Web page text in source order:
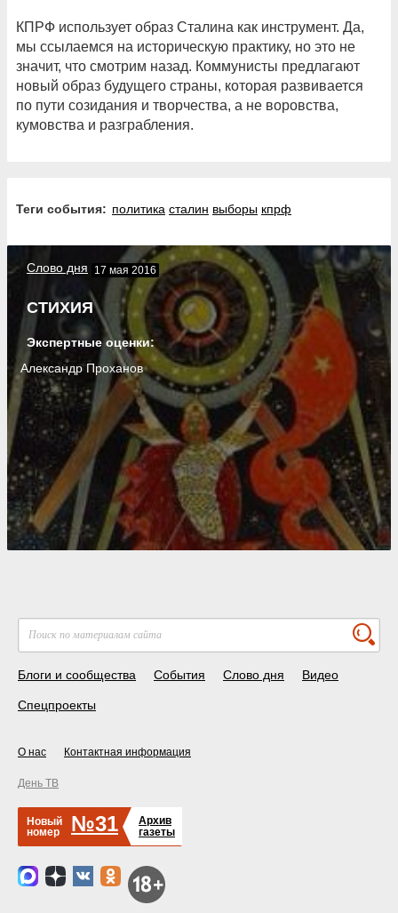
КПРФ использует образ Сталина как инструмент. Да,
мы ссылаемся на историческую практику, но это не
значит, что смотрим назад. Коммунисты предлагают
новый образ будущего страны, которая развивается
по пути созидания и творчества, а не воровства,
кумовства и разграбления.
Теги события: политика сталин выборы кпрф
Слово дня 17 мая 2016
СТИХИЯ
Экспертные оценки:
Александр Проханов
Блоги и сообщества События Слово дня Видео
Спецпроекты
О нас Контактная информация
День ТВ
Новый
номер
№31
Архив
газеты